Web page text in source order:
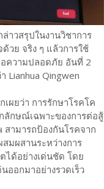
าวสรุปในงานวิชาการ
วย จริง ๆ แล้วการใช้
อความปลอดภัย อันที่ 2
Lianhua Qingwen
ผยว่า การรักษาโรคโค
กษณ์เฉพาะของการต่อสู้
สามารถป้องกันโรคจาก
มผสานระหว่างการ
ด้อย่างเด่นชัด โดย
ออกมาอย่างรวดเร็ว